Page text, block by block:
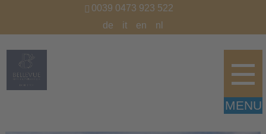
0039 0473 923 522
de
it en nl